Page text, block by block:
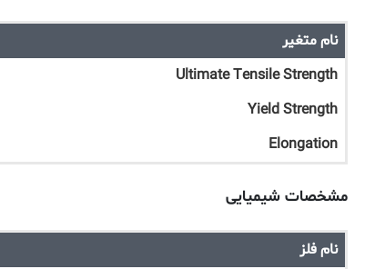
نام متغیر
Ultimate Tensile Strength
Yield Strength
Elongation
مشخصات شیمیایی
نام فلز